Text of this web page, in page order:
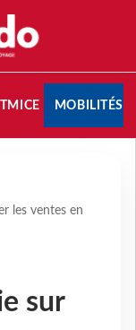
MICE MOBILITÉS
les ventes en
sur